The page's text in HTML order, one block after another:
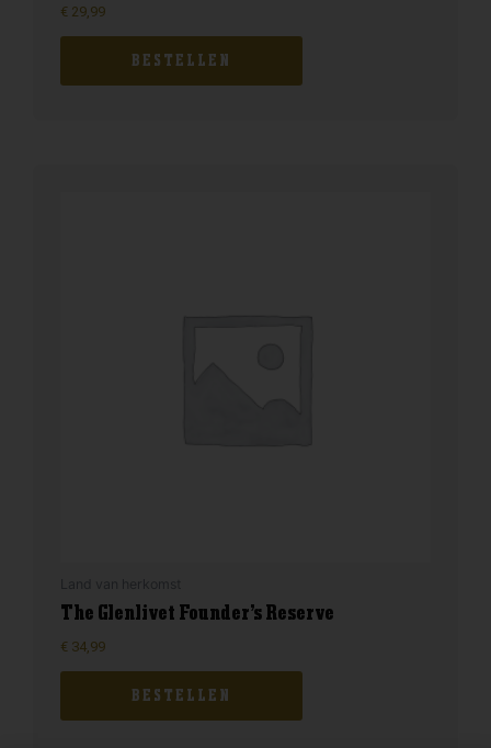
€ 29,99
BESTELLEN
The Glenlivet Founder’s Reserve
€ 34,99
BESTELLEN